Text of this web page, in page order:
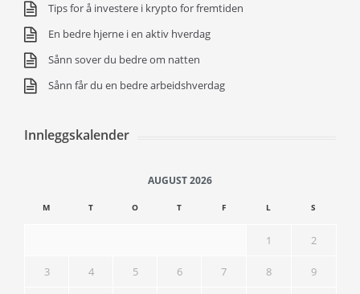
Tips for å investere i krypto for fremtiden
En bedre hjerne i en aktiv hverdag
Sånn sover du bedre om natten
Sånn får du en bedre arbeidshverdag
Innleggskalender
AUGUST 2026
M T O T F L S
1 2
3 4 5 6 7 8 9